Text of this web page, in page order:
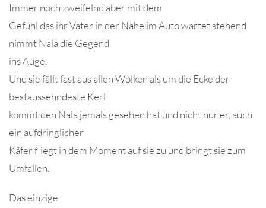
Immer noch zweifelnd aber mit dem
Gefühl das ihr Vater in der Nähe im Auto wartet stehend
nimmt Nala die Gegend
ins Auge.
Und sie fällt fast aus allen Wolken als um die Ecke der
bestaussehndeste Kerl
kommt den Nala jemals gesehen hat und nicht nur er, auch
ein aufdringlicher
Käfer fliegt in dem Moment auf sie zu und bringt sie zum
Umfallen.
Das einzige